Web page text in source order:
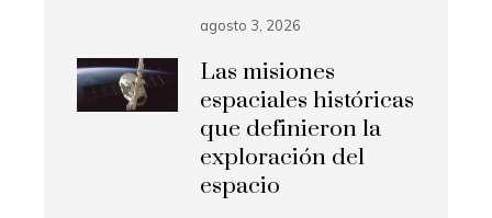
agosto 3, 2026
Las misiones
espaciales históricas
que definieron la
exploración del
espacio